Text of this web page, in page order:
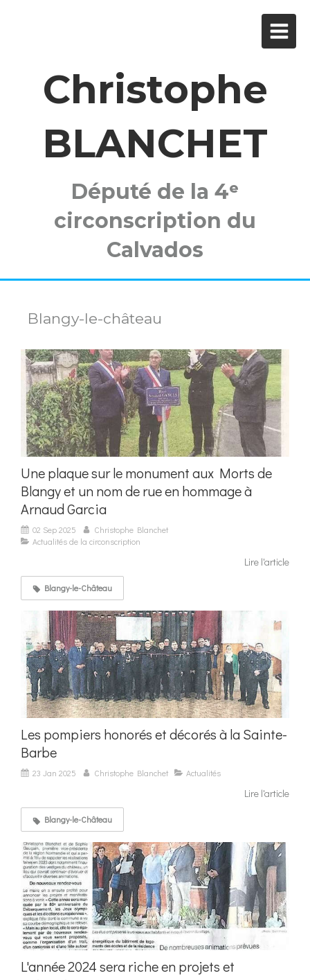
Christophe
BLANCHET
Député de la 4ᵉ
circonscription du
Calvados
Blangy-le-château
Une plaque sur le monument aux Morts de
Blangy et un nom de rue en hommage à
Arnaud Garcia
02 Sep 2025
Christophe Blanchet
Actualités de la circonscription
Lire l'article
Blangy-le-Château
Les pompiers honorés et décorés à la Sainte-
Barbe
23 Jan 2025 Christophe Blanchet Actualités
Lire l'article
Blangy-le-Château
L'année 2024 sera riche en projets et